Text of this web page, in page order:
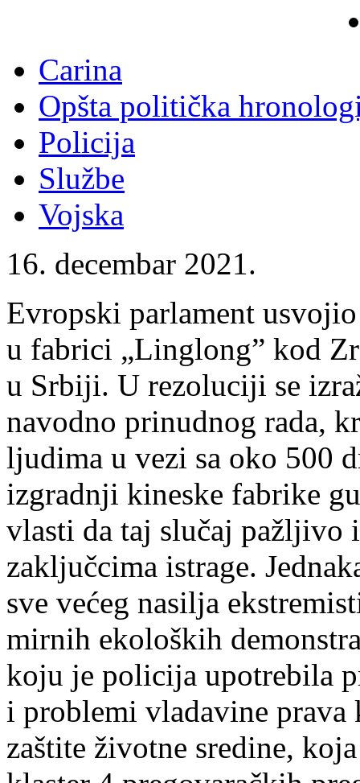
Carina
Opšta politička
Policija
Službe
Vojska
16. decembar 2021.
Evropski parlament
u fabrici „Linglong” kod
u Srbiji. U rezoluciji se
navodno prinudnog rada,
ljudima u vezi sa oko 500
izgradnji kineske fabrike
vlasti da taj slučaj pažljivo
zaključcima istrage.
sve većeg nasilja
mirnih ekoloških
koju je policija upotrebila
i problemi vladavine prava
zaštite životne sredine,